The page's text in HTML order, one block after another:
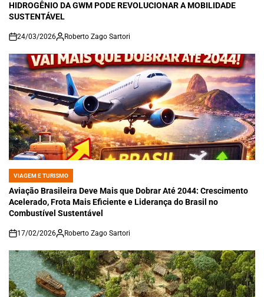
HIDROGÊNIO DA GWM PODE REVOLUCIONAR A MOBILIDADE
SUSTENTÁVEL
on
24/03/2026 Roberto Zago Sartori
POSTED
IN
VIAGEM E TURISMO
Aviação Brasileira Deve Mais que Dobrar Até 2044: Crescimento
Acelerado, Frota Mais Eficiente e Liderança do Brasil no
Combustível Sustentável
on
17/02/2026 Roberto Zago Sartori